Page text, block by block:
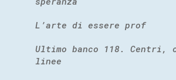
L’arte di essere prof
Ultimo banco 118. Centri,
linee